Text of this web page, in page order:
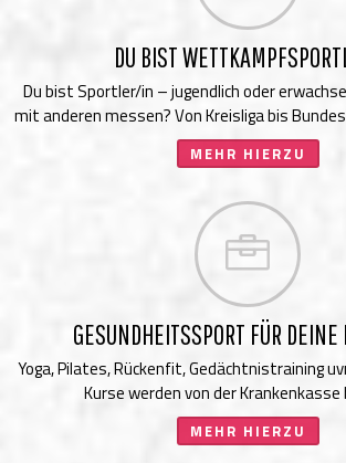
DU BIST
Du bist Sportler/in – jugendlich oder
mit anderen messen? Von Kreisliga bis
MEHR HIERZU

GESUNDHEITSSPORT FÜR
Yoga, Pilates, Rückenfit, Gedächtnistraining
Kurse werden von der
MEHR HIERZU